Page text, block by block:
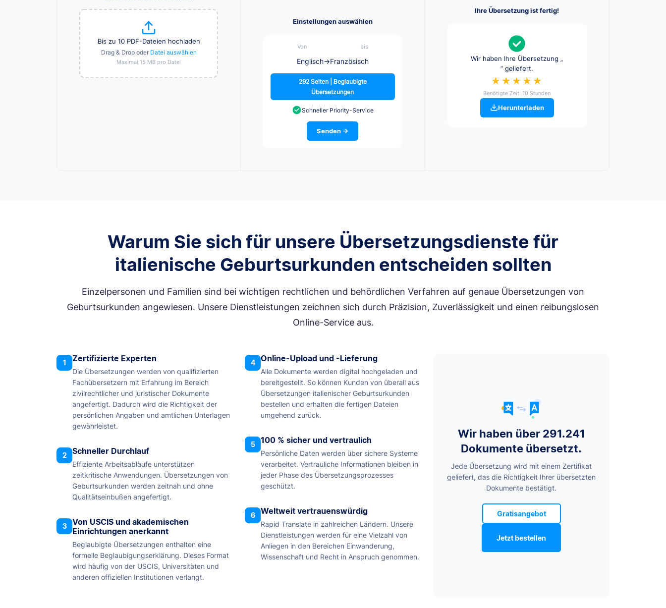
Bis zu 10 PDF-Dateien hochladen
Drag & Drop oder Datei auswählen
Maximal 15 MB pro Datei
Einstellungen auswählen
Von bis
Englisch→Französisch
292 Seiten | Beglaubigte
Übersetzungen
Schneller Priority-Service
Senden →
Ihre Übersetzung ist fertig!
Wir haben Ihre Übersetzung „
“ geliefert.
★★★★★
Benötigte Zeit: 10 Stunden
Herunterladen
Warum Sie sich für unsere Übersetzungsdienste für
italienische Geburtsurkunden entscheiden sollten
Einzelpersonen und Familien sind bei wichtigen rechtlichen und behördlichen Verfahren auf genaue Übersetzungen von
Geburtsurkunden angewiesen. Unsere Dienstleistungen zeichnen sich durch Präzision, Zuverlässigkeit und einen reibungslosen
Online-Service aus.
1 Zertifizierte Experten
Die Übersetzungen werden von qualifizierten
Fachübersetzern mit Erfahrung im Bereich
zivilrechtlicher und juristischer Dokumente
angefertigt. Dadurch wird die Richtigkeit der
persönlichen Angaben und amtlichen Unterlagen
gewährleistet.
2 Schneller Durchlauf
Effiziente Arbeitsabläufe unterstützen
zeitkritische Anwendungen. Übersetzungen von
Geburtsurkunden werden zeitnah und ohne
Qualitätseinbußen angefertigt.
3
Von USCIS und akademischen
Einrichtungen anerkannt
Beglaubigte Übersetzungen enthalten eine
formelle Beglaubigungserklärung. Dieses Format
wird häufig von der USCIS, Universitäten und
anderen offiziellen Institutionen verlangt.
4 Online-Upload und -Lieferung
Alle Dokumente werden digital hochgeladen und
bereitgestellt. So können Kunden von überall aus
Übersetzungen italienischer Geburtsurkunden
bestellen und erhalten die fertigen Dateien
umgehend zurück.
5 100 % sicher und vertraulich
Persönliche Daten werden über sichere Systeme
verarbeitet. Vertrauliche Informationen bleiben in
jeder Phase des Übersetzungsprozesses
geschützt.
6 Weltweit vertrauenswürdig
Rapid Translate in zahlreichen Ländern. Unsere
Dienstleistungen werden für eine Vielzahl von
Anliegen in den Bereichen Einwanderung,
Wissenschaft und Recht in Anspruch genommen.
Wir haben über 291.241
Dokumente übersetzt.
Jede Übersetzung wird mit einem Zertifikat
geliefert, das die Richtigkeit Ihrer übersetzten
Dokumente bestätigt.
Gratisangebot
Jetzt bestellen